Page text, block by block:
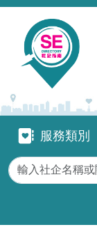
移至主內容
服務類別服務類別
關鍵字